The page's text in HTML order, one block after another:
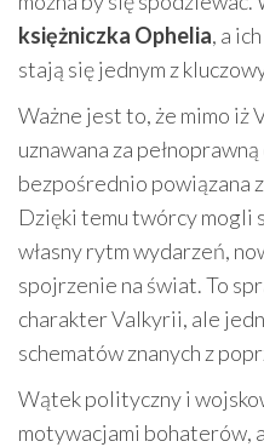
księżniczka Ophelia, a
stają się jednym z
Ważne jest to, że mimo
uznawana za
bezpośrednio powiązana
Dzięki temu twórcy mogli
własny rytm wydarzeń,
spojrzenie na świat. To
charakter Valkyrii, ale
schematów znanych z
Wątek polityczny i
motywacjami bohaterów,